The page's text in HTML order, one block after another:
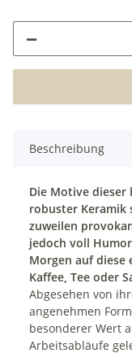
Beschreibung
Die Motive dieser
robuster Keramik
zuweilen
jedoch voll
Morgen auf diese
Kaffee, Tee oder
Abgesehen von
angenehmen
besonderer Wert
Arbeitsabläufe